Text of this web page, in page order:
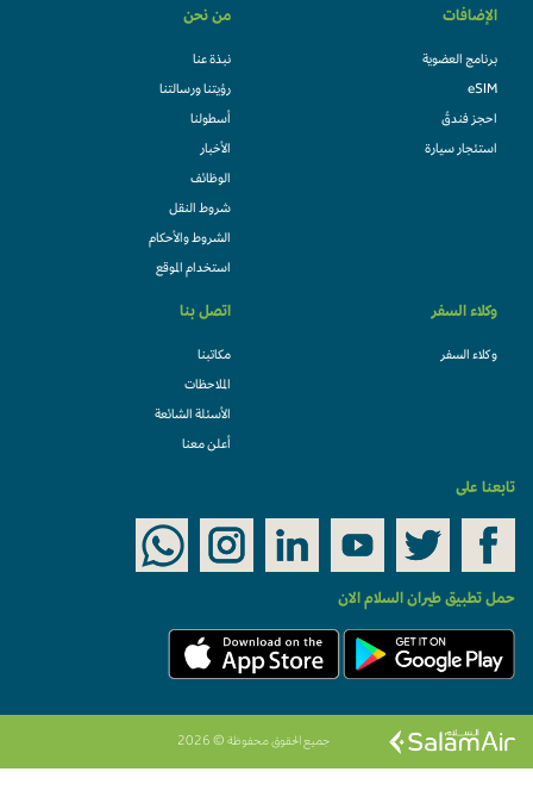
الإضافات
برنامج العضوية
eSIM
احجز فندقً
استئجار سيارة
من نحن
نبذة عنا
رؤيتنا ورسالتنا
أسطولنا
الأخبار
الوظائف
شروط النقل
الشروط والأحكام
استخدام الموقع
وكلاء السفر
وكلاء السفر
اتصل بنا
مكاتبنا
الملاحظات
الأسئلة الشائعة
أعلن معنا
تابعنا على
حمل تطبيق طيران السلام الان
جميع الحقوق محفوظة © 2026